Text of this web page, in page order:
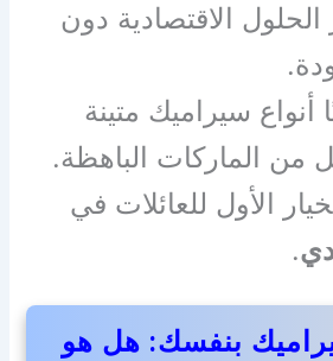
الاقتصادية دون
أنواع سيراميك متينة
من الماركات الباهظة.
الأول للعائلات في
.
بنفسك: هل هو